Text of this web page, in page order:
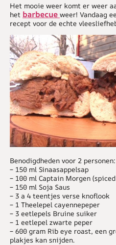
Het mooie weer komt er weer
het barbecue weer! Vandaag
recept voor de echte
Benodigdheden voor 2 personen:
– 150 ml Sinaasappelsap
– 100 ml Captain Morgen
– 150 ml Soja Saus
– 3 a 4 teentjes verse knoflook
– 1 Theelepel cayennepeper
– 3 eetlepels Bruine suiker
– 1 eetlepel zwarte peper
– 600 gram Rib eye roast, een
plakjes kan snijden.